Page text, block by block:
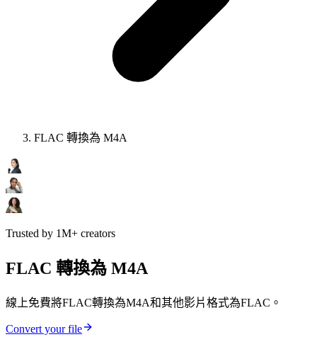
FLAC 轉換為 M4A
Trusted by 1M+ creators
FLAC 轉換為 M4A
線上免費將FLAC轉換為M4A和其他影片格式為FLAC。
Convert your file